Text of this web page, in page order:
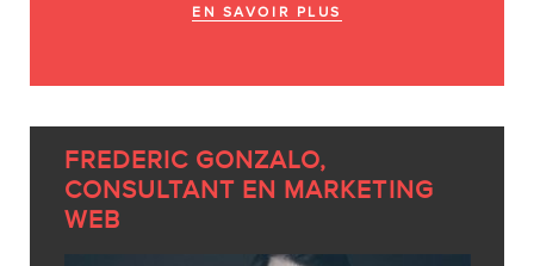
EN SAVOIR PLUS
FREDERIC GONZALO,
CONSULTANT EN MARKETING
WEB